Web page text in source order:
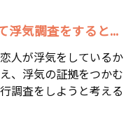
浮気調査をすると...
人が浮気をしているか
、浮気の証拠をつかむ
調査をしようと考える